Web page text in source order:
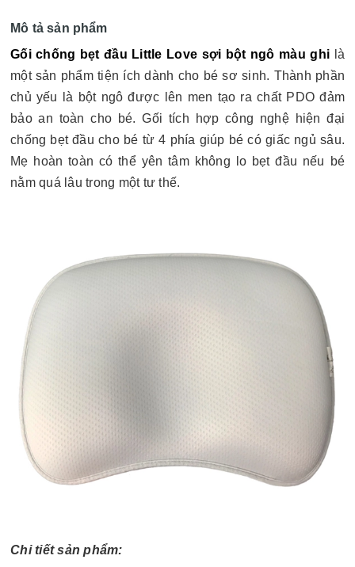
Mô tả sản phẩm
Gối chống bẹt đầu Little Love sợi bột ngô màu ghi là
một sản phẩm tiện ích dành cho bé sơ sinh. Thành phần
chủ yếu là bột ngô được lên men tạo ra chất PDO đảm
bảo an toàn cho bé. Gối tích hợp công nghệ hiện đại
chống bẹt đầu cho bé từ 4 phía giúp bé có giấc ngủ sâu.
Mẹ hoàn toàn có thể yên tâm không lo bẹt đầu nếu bé
nằm quá lâu trong một tư thế.
Chi tiết sản phẩm: